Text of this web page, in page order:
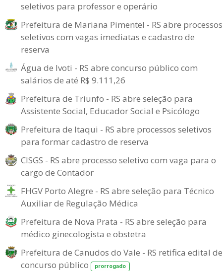
seletivos para professor e operário
Prefeitura de Mariana Pimentel - RS abre processos
seletivos com vagas imediatas e cadastro de
reserva
Água de Ivoti - RS abre concurso público com
salários de até R$ 9.111,26
Prefeitura de Triunfo - RS abre seleção para
Assistente Social, Educador Social e Psicólogo
Prefeitura de Itaqui - RS abre processos seletivos
para formar cadastro de reserva
CISGS - RS abre processo seletivo com vaga para o
cargo de Contador
FHGV Porto Alegre - RS abre seleção para Técnico
Auxiliar de Regulação Médica
Prefeitura de Nova Prata - RS abre seleção para
médico ginecologista e obstetra
Prefeitura de Canudos do Vale - RS retifica edital de
concurso público
prorrogado